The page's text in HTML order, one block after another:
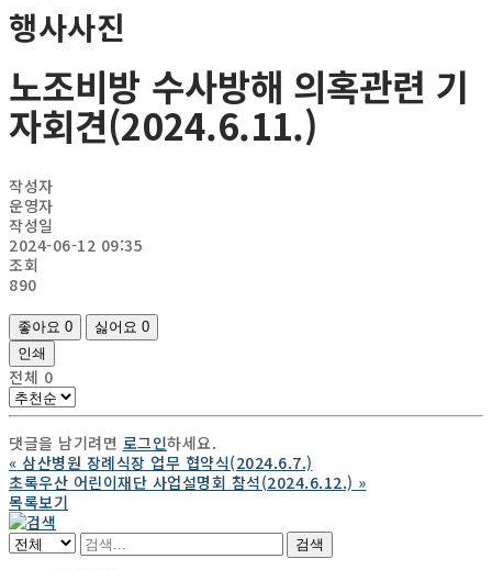
행사사진
노조비방 수사방해 의혹관련 기
자회견(2024.6.11.)
작성자
운영자
작성일
2024-06-12 09:35
조회
890
좋아요 0 싫어요 0
인쇄
전체 0
댓글을 남기려면 로그인하세요.
« 삼산병원 장례식장 업무 협약식(2024.6.7.)
초록우산 어린이재단 사업설명회 참석(2024.6.12.) »
목록보기
검색